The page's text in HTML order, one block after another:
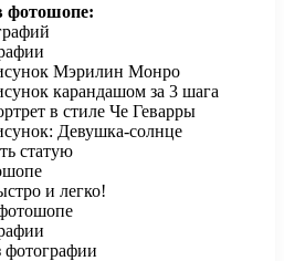
фотошопе:
Мэрилин Монро
карандашом за 3 шага
в стиле Че Геварры
Девушка-солнце
статую
и легко!
фотографии